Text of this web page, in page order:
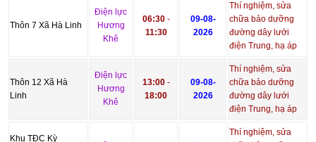
Thôn 7 Xã Hà Linh
Điện lực
Hương
Khê
06:30-
11:30
09-08-
2026
Thí nghiệm, sửa
chữa bảo dưỡng
đường dây lưới
điện Trung, hạ áp
Thôn 12 Xã Hà
Linh
Điện lực
Hương
Khê
13:00-
18:00
09-08-
2026
Thí nghiệm, sửa
chữa bảo dưỡng
đường dây lưới
điện Trung, hạ áp
Khu TĐC Kỳ
Thí nghiệm, sửa